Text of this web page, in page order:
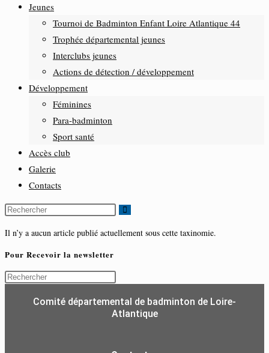
Jeunes
Tournoi de Badminton Enfant Loire Atlantique 44
Trophée départemental jeunes
Interclubs jeunes
Actions de détection / développement
Développement
Féminines
Para-badminton
Sport santé
Accès club
Galerie
Contacts
Il n’y a aucun article publié actuellement sous cette taxinomie.
Pour Recevoir la newsletter
Comité départemental de badminton de Loire-
Atlantique